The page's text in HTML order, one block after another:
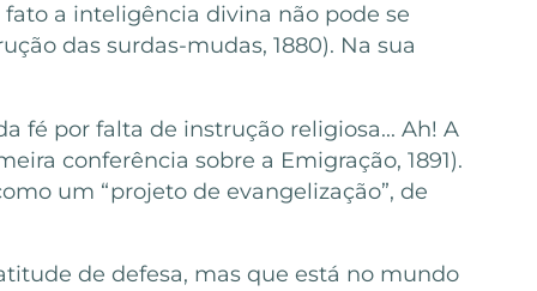
fato a inteligência divina não pode se
das surdas-mudas, 1880). Na sua
fé por falta de instrução religiosa... Ah! A
conferência sobre a Emigração, 1891).
um “projeto de evangelização”, de
de defesa, mas que está no mundo